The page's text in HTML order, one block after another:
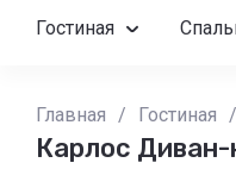
Гостиная
Главная / Гостиная /
Карлос Диван-